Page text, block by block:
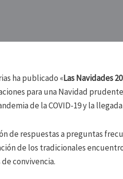
ha publicado «Las Navidades
para una Navidad
de la COVID-19 y la
de respuestas a preguntas
de los tradicionales
convivencia.